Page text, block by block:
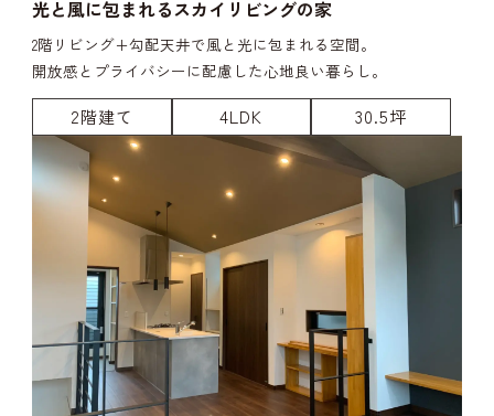
光と風に包まれるスカイリビングの家
2階リビング+勾配天井で風と光に包まれる空間。
開放感とプライバシーに配慮した心地良い暮らし。
2階建て 4LDK 30.5坪